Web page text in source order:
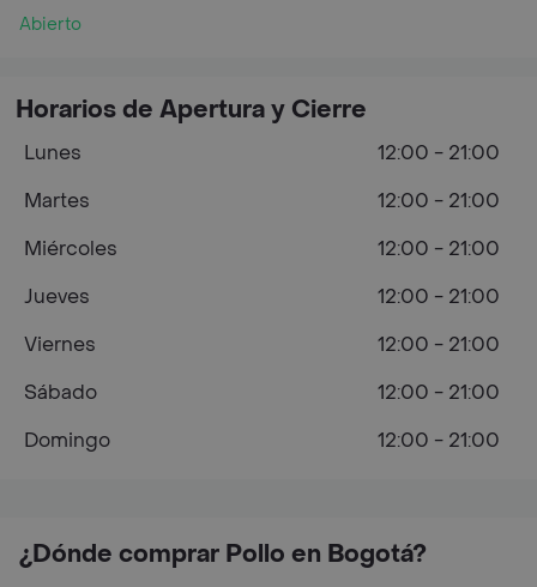
Abierto
¿Dónde comprar Pollo en Bogotá?
Horarios de Apertura y Cierre
Lunes
12:00 - 21:00
Martes
12:00 - 21:00
Miércoles
12:00 - 21:00
Jueves
12:00 - 21:00
Viernes
12:00 - 21:00
Sábado
12:00 - 21:00
Domingo
12:00 - 21:00